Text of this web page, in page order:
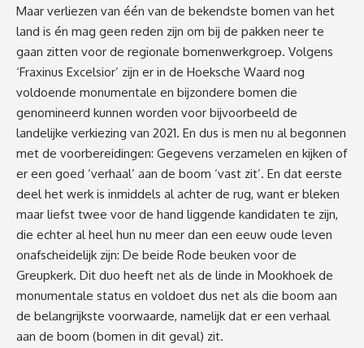
Maar verliezen van één van de bekendste bomen van het
land is én mag geen reden zijn om bij de pakken neer te
gaan zitten voor de regionale bomenwerkgroep. Volgens
‘Fraxinus Excelsior’ zijn er in de Hoeksche Waard nog
voldoende monumentale en bijzondere bomen die
genomineerd kunnen worden voor bijvoorbeeld de
landelijke verkiezing van 2021. En dus is men nu al begonnen
met de voorbereidingen: Gegevens verzamelen en kijken of
er een goed ‘verhaal’ aan de boom ‘vast zit’. En dat eerste
deel het werk is inmiddels al achter de rug, want er bleken
maar liefst twee voor de hand liggende kandidaten te zijn,
die echter al heel hun nu meer dan een eeuw oude leven
onafscheidelijk zijn: De beide Rode beuken voor de
Greupkerk. Dit duo heeft net als de linde in Mookhoek de
monumentale status en voldoet dus net als die boom aan
de belangrijkste voorwaarde, namelijk dat er een verhaal
aan de boom (bomen in dit geval) zit.